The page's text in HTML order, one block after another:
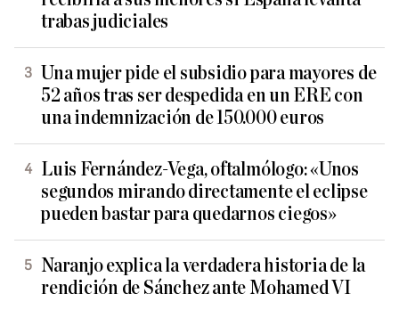
trabas judiciales
Una mujer pide el subsidio para mayores de
52 años tras ser despedida en un ERE con
una indemnización de 150.000 euros
Luis Fernández-Vega, oftalmólogo: «Unos
segundos mirando directamente el eclipse
pueden bastar para quedarnos ciegos»
Naranjo explica la verdadera historia de la
rendición de Sánchez ante Mohamed VI